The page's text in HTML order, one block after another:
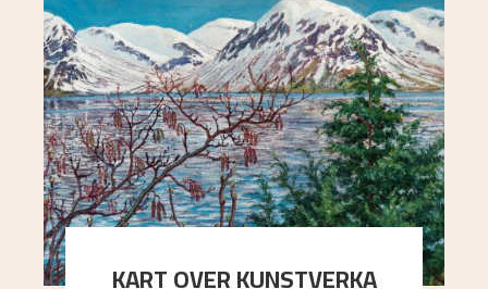
KART OVER KUNSTVERKA